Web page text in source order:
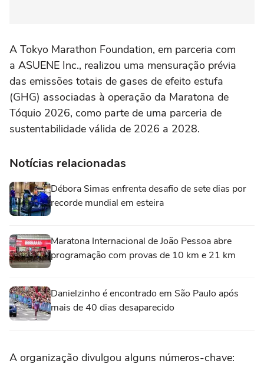
A Tokyo Marathon Foundation, em parceria com
a ASUENE Inc., realizou uma mensuração prévia
das emissões totais de gases de efeito estufa
(GHG) associadas à operação da Maratona de
Tóquio 2026, como parte de uma parceria de
sustentabilidade válida de 2026 a 2028.
Notícias relacionadas
Débora Simas enfrenta desafio de sete dias por
recorde mundial em esteira
Maratona Internacional de João Pessoa abre
programação com provas de 10 km e 21 km
Danielzinho é encontrado em São Paulo após
mais de 40 dias desaparecido
A organização divulgou alguns números-chave: